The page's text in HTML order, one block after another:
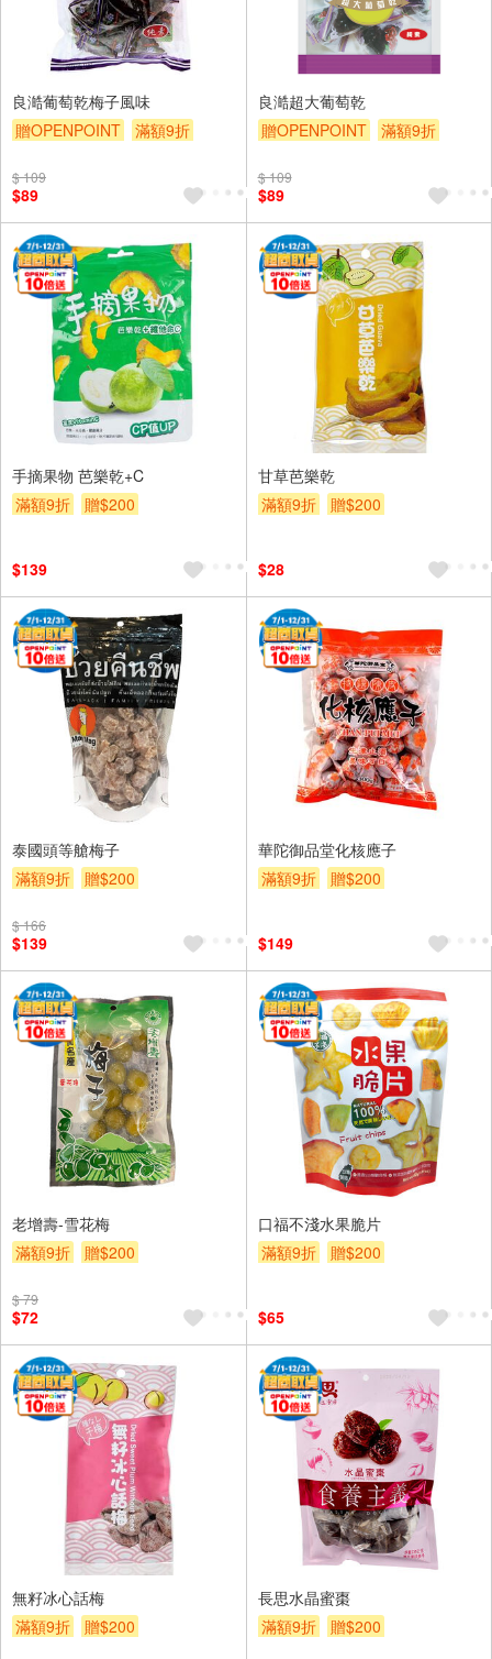
良澔葡萄乾梅子風味
贈OPENPOINT
滿額9折
$ 109
$89
良澔超大葡萄乾
贈OPENPOINT
滿額9折
$ 109
$89
手摘果物 芭樂乾+C
滿額9折
贈$200
$139
甘草芭樂乾
滿額9折
贈$200
$28
泰國頭等艙梅子
滿額9折
贈$200
$ 166
$139
華陀御品堂化核應子
滿額9折
贈$200
$149
老增壽-雪花梅
滿額9折
贈$200
$ 79
$72
口福不淺水果脆片
滿額9折
贈$200
$65
無籽冰心話梅
滿額9折
贈$200
長思水晶蜜棗
滿額9折
贈$200